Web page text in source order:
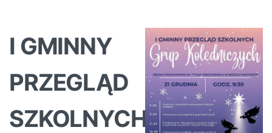
I GMINNY
PRZEGLĄD
SZKOLNYCH